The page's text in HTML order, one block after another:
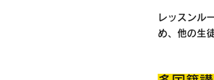
レッスンル
め、他の生